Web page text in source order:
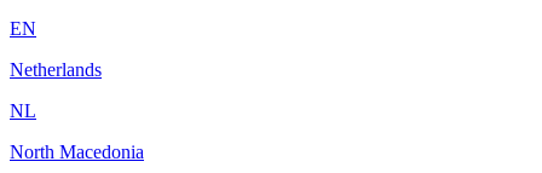
EN
Netherlands
NL
North Macedonia